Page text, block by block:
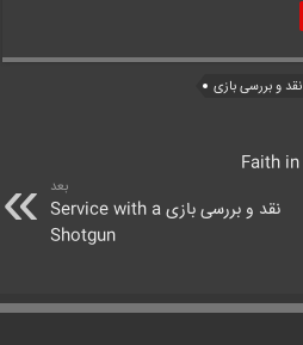
نقد و بررسی بازی
بعد
نقد و بررسی بازی Service with a
Shotgun